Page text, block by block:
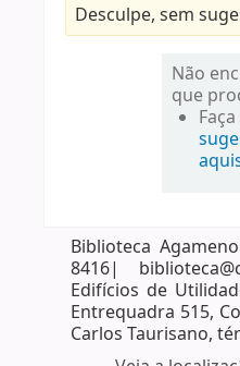
Desculpe, sem
Não
que
Biblioteca
8416|
Edifícios de
Entrequadra 515,
Carlos Taurisano,